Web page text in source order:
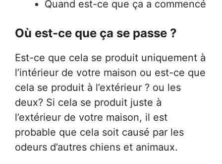
Quand est-ce que ça a commencé
Où est-ce que ça se passe ?
Est-ce que cela se produit uniquement à
l’intérieur de votre maison ou est-ce que
cela se produit à l’extérieur ? ou les
deux? Si cela se produit juste à
l’extérieur de votre maison, il est
probable que cela soit causé par les
odeurs d’autres chiens et animaux.